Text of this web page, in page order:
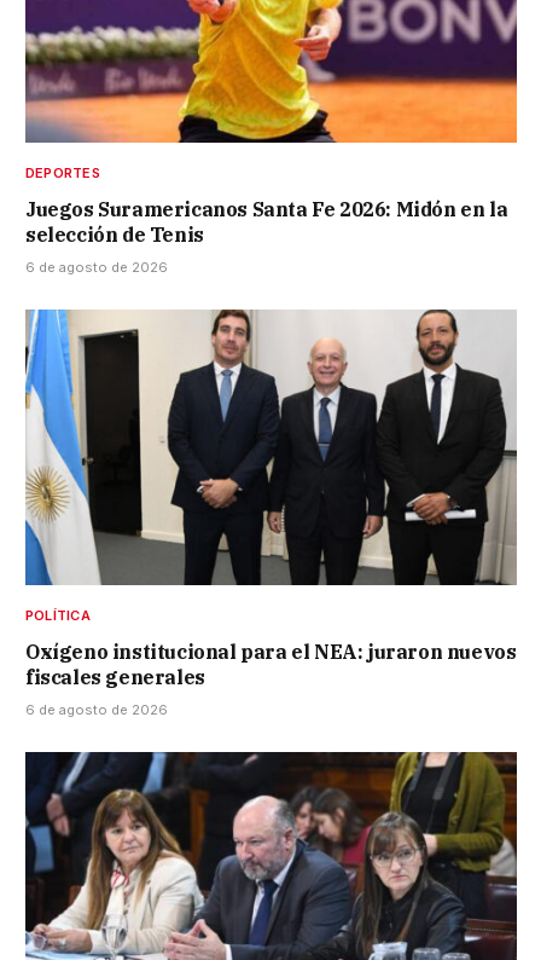
DEPORTES
Juegos Suramericanos Santa Fe 2026: Midón en la
selección de Tenis
6 de agosto de 2026
POLÍTICA
Oxígeno institucional para el NEA: juraron nuevos
fiscales generales
6 de agosto de 2026